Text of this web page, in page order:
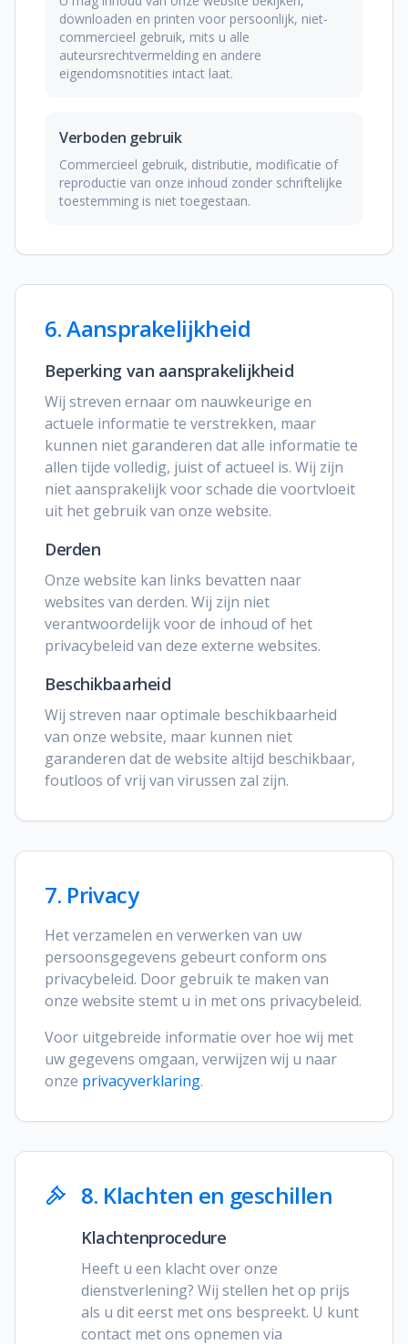
downloaden en printen voor persoonlijk, niet-
commercieel gebruik, mits u alle
auteursrechtvermelding en andere
eigendomsnotities intact laat.
Verboden gebruik
Commercieel gebruik, distributie, modificatie of
reproductie van onze inhoud zonder schriftelijke
toestemming is niet toegestaan.
6. Aansprakelijkheid
Beperking van aansprakelijkheid
Wij streven ernaar om nauwkeurige en
actuele informatie te verstrekken, maar
kunnen niet garanderen dat alle informatie te
allen tijde volledig, juist of actueel is. Wij zijn
niet aansprakelijk voor schade die voortvloeit
uit het gebruik van onze website.
Derden
Onze website kan links bevatten naar
websites van derden. Wij zijn niet
verantwoordelijk voor de inhoud of het
privacybeleid van deze externe websites.
Beschikbaarheid
Wij streven naar optimale beschikbaarheid
van onze website, maar kunnen niet
garanderen dat de website altijd beschikbaar,
foutloos of vrij van virussen zal zijn.
7. Privacy
Het verzamelen en verwerken van uw
persoonsgegevens gebeurt conform ons
privacybeleid. Door gebruik te maken van
onze website stemt u in met ons privacybeleid.
Voor uitgebreide informatie over hoe wij met
uw gegevens omgaan, verwijzen wij u naar
onze privacyverklaring.
8. Klachten en geschillen
Klachtenprocedure
Heeft u een klacht over onze
dienstverlening? Wij stellen het op prijs
als u dit eerst met ons bespreekt. U kunt
contact met ons opnemen via